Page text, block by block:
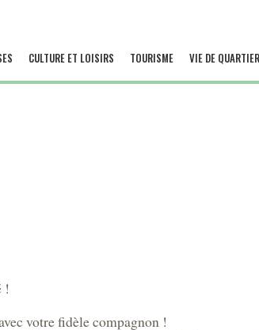
CULTURE ET LOISIRS TOURISME VIE DE QUARTIER
!
votre fidèle compagnon !